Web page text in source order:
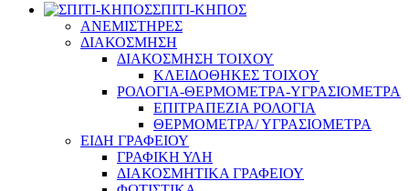
ΣΠΙΤΙ-ΚΗΠΟΣ
ΑΝΕΜΙΣΤΗΡΕΣ
ΔΙΑΚΟΣΜΗΣΗ
ΔΙΑΚΟΣΜΗΣΗ ΤΟΙΧΟΥ
ΚΛΕΙΔΟΘΗΚΕΣ ΤΟΙΧΟΥ
ΡΟΛΟΓΙΑ-ΘΕΡΜΟΜΕΤΡΑ-ΥΓΡΑΣΙΟΜΕΤΡΑ
ΕΠΙΤΡΑΠΕΖΙΑ ΡΟΛΟΓΙΑ
ΘΕΡΜΟΜΕΤΡΑ/ ΥΓΡΑΣΙΟΜΕΤΡΑ
ΕΙΔΗ ΓΡΑΦΕΙΟΥ
ΓΡΑΦΙΚΗ ΥΛΗ
ΔΙΑΚΟΣΜΗΤΙΚΑ ΓΡΑΦΕΙΟΥ